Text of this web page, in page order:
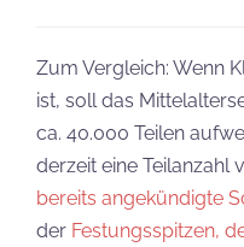
Zum Vergleich: Wenn
ist, soll das
ca. 40.000 Teilen
derzeit eine Teilanzahl
bereits angekündigte
der Festungsspitzen,